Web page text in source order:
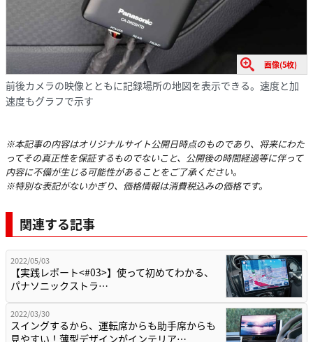
画像(5枚)
前後カメラの映像とともに記録場所の地図を表示できる。速度と加
速度もグラフで示す
※本記事の内容はオリジナルサイト公開日時点のものであり、将来にわた
ってその真正性を保証するものでないこと、公開後の時間経過等に伴って
内容に不備が生じる可能性があることをご了承ください。
※特別な表記がないかぎり、価格情報は消費税込みの価格です。
関連する記事
2022/05/03
【実践レポート<#03>】使って初めてわかる、
パナソニックストラ…
2022/03/30
スイングするから、運転席からも助手席からも
見やすい！薄型デザインがインテリア…